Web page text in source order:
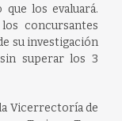
que los evaluará.
concursantes
su investigación
superar los 3
la Vicerrectoría de